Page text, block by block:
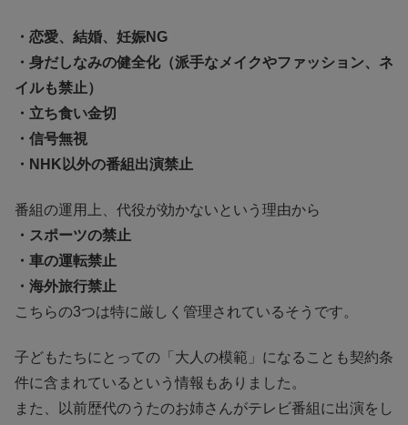
・恋愛、結婚、妊娠NG
・身だしなみの健全化（派手なメイクやファッション、ネ
イルも禁止）
・立ち食い金切
・信号無視
・NHK以外の番組出演禁止
番組の運用上、代役が効かないという理由から
・スポーツの禁止
・車の運転禁止
・海外旅行禁止
こちらの3つは特に厳しく管理されているそうです。
子どもたちにとっての「大人の模範」になることも契約条
件に含まれているという情報もありました。
また、以前歴代のうたのお姉さんがテレビ番組に出演をし